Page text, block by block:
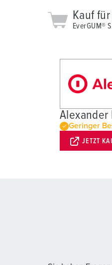
Kauf
EverGUM®
Alexander
Geringer
JETZT